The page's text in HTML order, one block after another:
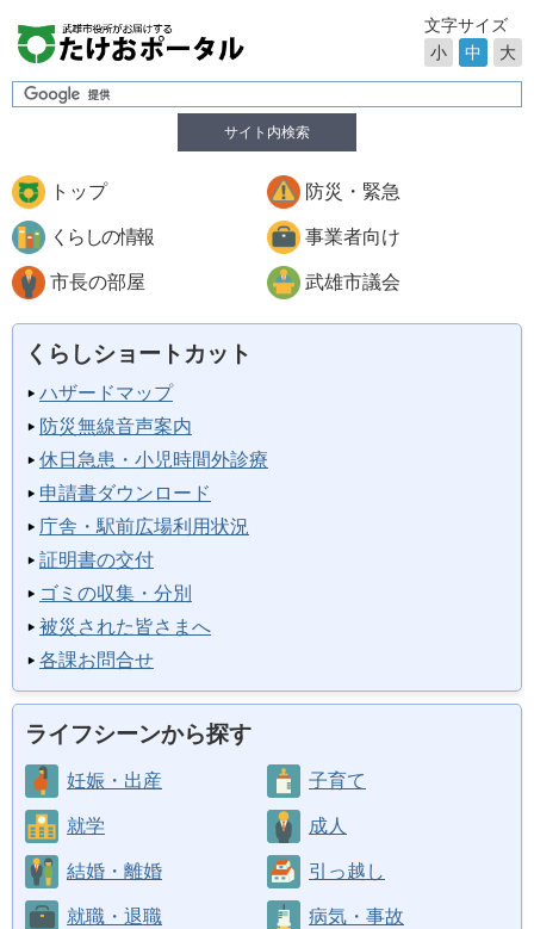
サイト内検索
文字サイズ
小
中 大
トップ 防災・緊急
くらしの情報 事業者向け
市長の部屋 武雄市議会
くらしショートカット
ハザードマップ
防災無線音声案内
休日急患・小児時間外診療
申請書ダウンロード
庁舎・駅前広場利用状況
証明書の交付
ゴミの収集・分別
被災された皆さまへ
各課お問合せ
ライフシーンから探す
妊娠・出産 子育て
就学 成人
結婚・離婚 引っ越し
就職・退職 病気・事故